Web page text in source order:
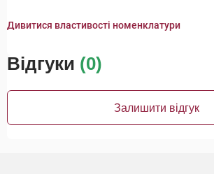
Дивитися властивості номенклатури
Відгуки (0)
Залишити відгук